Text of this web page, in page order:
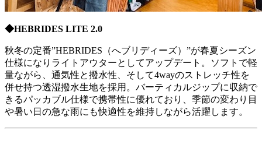
◆HEBRIDES LITE 2.0
秋冬の定番”HEBRIDES（へブリディーズ）”が春夏シーズン
仕様になりライトアウターとしてアップデート。ソフトで軽
量ながら、通気性と撥水性、そして4wayのストレッチ性を
併せ持つ透湿撥水生地を採用。バーティカルジップに収納で
きるパッカブル仕様で携帯性に優れており、季節の変わり目
や暑い日の急な雨にも快適性を維持しながら活躍します。